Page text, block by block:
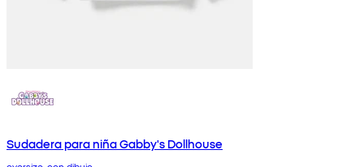
Sudadera para niña Gabby's Dollhouse